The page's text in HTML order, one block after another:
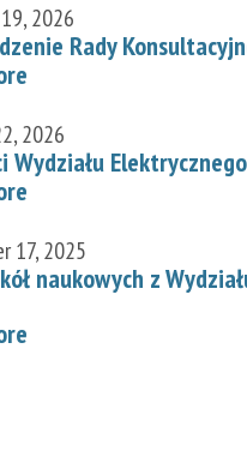
2026
Rady
2026
Wydziału
17, 2025
naukowych z